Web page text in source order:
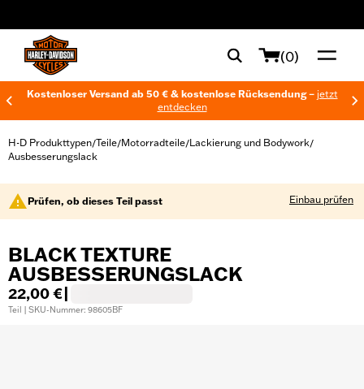
(0)
Kostenloser Versand ab 50 € & kostenlose Rücksendung – jetzt
entdecken
H-D Produkttypen/Teile/Motorradteile/Lackierung und Bodywork/
Ausbesserungslack
Prüfen, ob dieses Teil passt Einbau prüfen
BLACK TEXTURE
AUSBESSERUNGSLACK
22,00 €
Teil | SKU-Nummer: 98605BF